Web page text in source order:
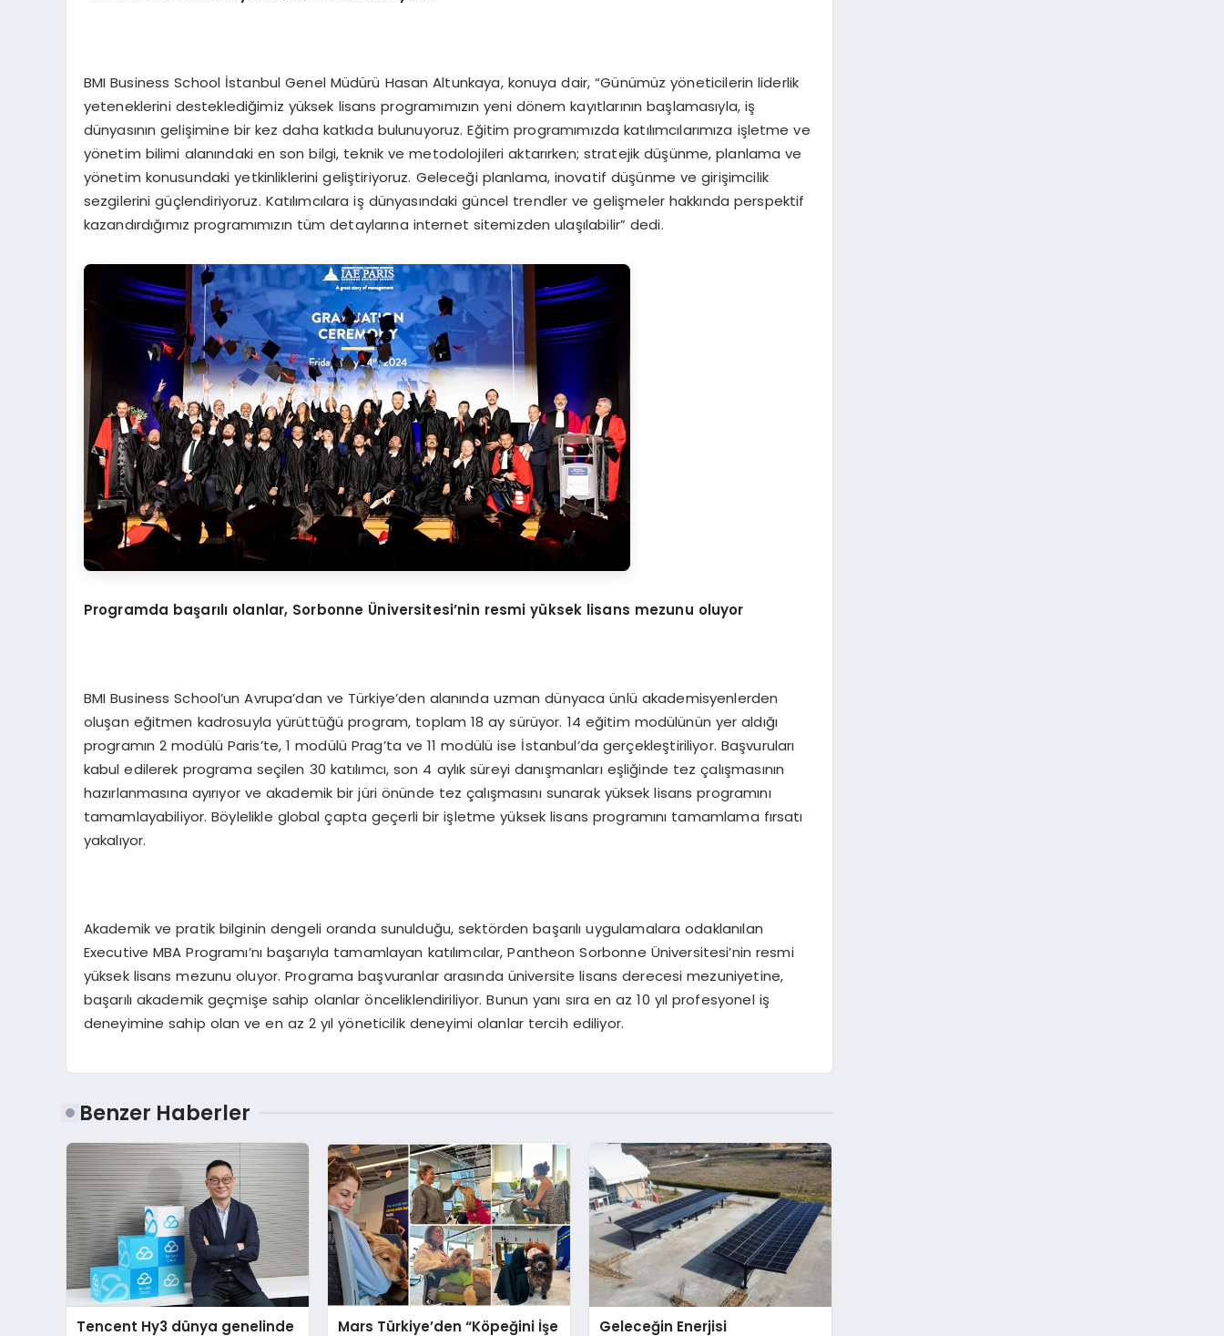
BMI Business School İstanbul Genel Müdürü Hasan Altunkaya, konuya dair, “Günümüz yöneticilerin liderlik
yeteneklerini desteklediğimiz yüksek lisans programımızın yeni dönem kayıtlarının başlamasıyla, iş
dünyasının gelişimine bir kez daha katkıda bulunuyoruz. Eğitim programımızda katılımcılarımıza işletme ve
yönetim bilimi alanındaki en son bilgi, teknik ve metodolojileri aktarırken; stratejik düşünme, planlama ve
yönetim konusundaki yetkinliklerini geliştiriyoruz. Geleceği planlama, inovatif düşünme ve girişimcilik
sezgilerini güçlendiriyoruz. Katılımcılara iş dünyasındaki güncel trendler ve gelişmeler hakkında perspektif
kazandırdığımız programımızın tüm detaylarına internet sitemizden ulaşılabilir” dedi.
Programda başarılı olanlar, Sorbonne Üniversitesi’nin resmi yüksek lisans mezunu oluyor
BMI Business School’un Avrupa’dan ve Türkiye’den alanında uzman dünyaca ünlü akademisyenlerden
oluşan eğitmen kadrosuyla yürüttüğü program, toplam 18 ay sürüyor. 14 eğitim modülünün yer aldığı
programın 2 modülü Paris’te, 1 modülü Prag’ta ve 11 modülü ise İstanbul’da gerçekleştiriliyor. Başvuruları
kabul edilerek programa seçilen 30 katılımcı, son 4 aylık süreyi danışmanları eşliğinde tez çalışmasının
hazırlanmasına ayırıyor ve akademik bir jüri önünde tez çalışmasını sunarak yüksek lisans programını
tamamlayabiliyor. Böylelikle global çapta geçerli bir işletme yüksek lisans programını tamamlama fırsatı
yakalıyor.
Akademik ve pratik bilginin dengeli oranda sunulduğu, sektörden başarılı uygulamalara odaklanılan
Executive MBA Programı’nı başarıyla tamamlayan katılımcılar, Pantheon Sorbonne Üniversitesi’nin resmi
yüksek lisans mezunu oluyor. Programa başvuranlar arasında üniversite lisans derecesi mezuniyetine,
başarılı akademik geçmişe sahip olanlar önceliklendiriliyor. Bunun yanı sıra en az 10 yıl profesyonel iş
deneyimine sahip olan ve en az 2 yıl yöneticilik deneyimi olanlar tercih ediliyor.
Benzer Haberler
Tencent Hy3 dünya genelinde Mars Türkiye’den “Köpeğini İşe Geleceğin Enerjisi